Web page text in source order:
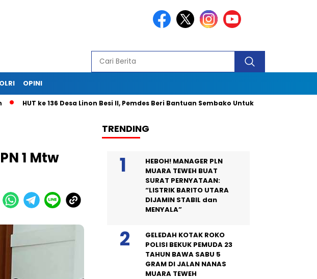
OPINI
ke 136 Desa Linon Besi II, Pemdes Beri Bantuan Sembako Untuk 40 Kepala Keluarga dan
1 Mtw
TRENDING
HEBOH! MANAGER PLN
MUARA TEWEH BUAT
SURAT PERNYATAAN:
“LISTRIK BARITO UTARA
DIJAMIN STABIL dan
MENYALA”
GELEDAH KOTAK ROKO
POLISI BEKUK PEMUDA 23
TAHUN BAWA SABU 5
GRAM DI JALAN NANAS
MUARA TEWEH